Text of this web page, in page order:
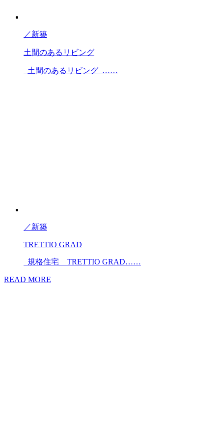
／新築
土間のあるリビング
土間のあるリビング ……
／新築
TRETTIO GRAD
規格住宅 TRETTIO GRAD……
READ MORE